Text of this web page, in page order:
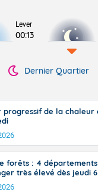
Lever
00:13
Dernier Quartier
progressif de la chaleur
forêts : 4
très élevé dès jeudi